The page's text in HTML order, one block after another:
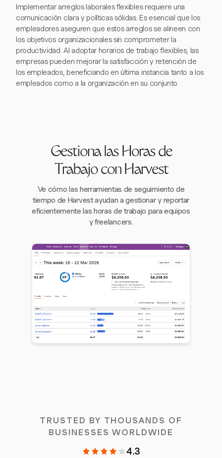
Implementar arreglos laborales flexibles requiere una
comunicación clara y políticas sólidas. Es esencial que los
empleadores aseguren que estos arreglos se alineen con
los objetivos organizacionales sin comprometer la
productividad. Al adoptar horarios de trabajo flexibles, las
empresas pueden mejorar la satisfacción y retención de
los empleados, beneficiando en última instancia tanto a los
empleados como a la organización en su conjunto.
Gestiona las Horas de
Trabajo con Harvest
Ve cómo las herramientas de seguimiento de
tiempo de Harvest ayudan a gestionar y reportar
eficientemente las horas de trabajo para equipos
y freelancers.
TRUSTED BY THOUSANDS OF
BUSINESSES WORLDWIDE
4.3